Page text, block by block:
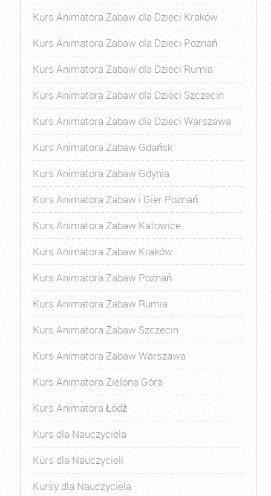
Kurs Animatora Zabaw dla Dzieci Kraków
Kurs Animatora Zabaw dla Dzieci Poznań
Kurs Animatora Zabaw dla Dzieci Rumia
Kurs Animatora Zabaw dla Dzieci Szczecin
Kurs Animatora Zabaw dla Dzieci Warszawa
Kurs Animatora Zabaw Gdańsk
Kurs Animatora Zabaw Gdynia
Kurs Animatora Zabaw i Gier Poznań
Kurs Animatora Zabaw Katowice
Kurs Animatora Zabaw Kraków
Kurs Animatora Zabaw Poznań
Kurs Animatora Zabaw Rumia
Kurs Animatora Zabaw Szczecin
Kurs Animatora Zabaw Warszawa
Kurs Animatora Zielona Góra
Kurs Animatora Łódź
Kurs dla Nauczyciela
Kurs dla Nauczycieli
Kursy dla Nauczyciela